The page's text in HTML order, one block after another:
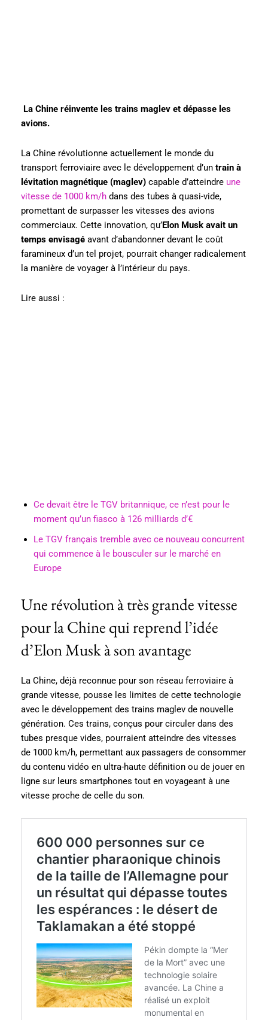
La Chine réinvente les trains maglev et dépasse les
avions.
La Chine révolutionne actuellement le monde du
transport ferroviaire avec le développement d’un train à
lévitation magnétique (maglev) capable d’atteindre une
vitesse de 1000 km/h dans des tubes à quasi-vide,
promettant de surpasser les vitesses des avions
commerciaux. Cette innovation, qu’Elon Musk avait un
temps envisagé avant d’abandonner devant le coût
faramineux d’un tel projet, pourrait changer radicalement
la manière de voyager à l’intérieur du pays.
Lire aussi :
Ce devait être le TGV britannique, ce n’est pour le
moment qu’un fiasco à 126 milliards d’€
Le TGV français tremble avec ce nouveau concurrent
qui commence à le bousculer sur le marché en
Europe
Une révolution à très grande vitesse
pour la Chine qui reprend l’idée
d’Elon Musk à son avantage
La Chine, déjà reconnue pour son réseau ferroviaire à
grande vitesse, pousse les limites de cette technologie
avec le développement des trains maglev de nouvelle
génération. Ces trains, conçus pour circuler dans des
tubes presque vides, pourraient atteindre des vitesses
de 1000 km/h, permettant aux passagers de consommer
du contenu vidéo en ultra-haute définition ou de jouer en
ligne sur leurs smartphones tout en voyageant à une
vitesse proche de celle du son.